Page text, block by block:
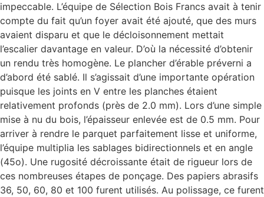
impeccable. L’équipe de Sélection Bois Francs avait à tenir
compte du fait qu’un foyer avait été ajouté, que des murs
avaient disparu et que le décloisonnement mettait
l’escalier davantage en valeur. D’où la nécessité d’obtenir
un rendu très homogène. Le plancher d’érable préverni a
d’abord été sablé. Il s’agissait d’une importante opération
puisque les joints en V entre les planches étaient
relativement profonds (près de 2.0 mm). Lors d’une simple
mise à nu du bois, l’épaisseur enlevée est de 0.5 mm. Pour
arriver à rendre le parquet parfaitement lisse et uniforme,
l’équipe multiplia les sablages bidirectionnels et en angle
(45o). Une rugosité décroissante était de rigueur lors de
ces nombreuses étapes de ponçage. Des papiers abrasifs
36, 50, 60, 80 et 100 furent utilisés. Au polissage, ce furent